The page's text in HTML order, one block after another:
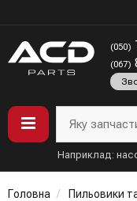
(050)
(067)
Яку
Наприклад:
Головна
Пильовики